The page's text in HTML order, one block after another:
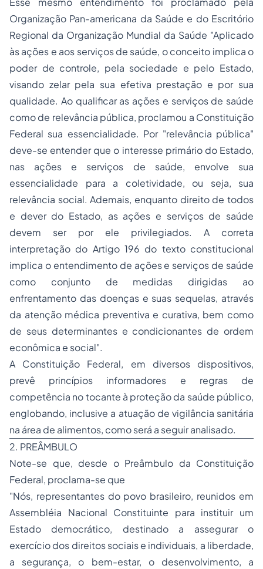
Organização Pan-americana da Saúde e do Escritório
Regional da Organização Mundial da Saúde "Aplicado
às ações e aos serviços de saúde, o conceito implica o
poder de controle, pela sociedade e pelo Estado,
visando zelar pela sua efetiva prestação e por sua
qualidade. Ao qualificar as ações e serviços de saúde
como de relevância pública, proclamou a Constituição
Federal sua essencialidade. Por "relevância pública"
deve-se entender que o interesse primário do Estado,
nas ações e serviços de saúde, envolve sua
essencialidade para a coletividade, ou seja, sua
relevância social. Ademais, enquanto direito de todos
e dever do Estado, as ações e serviços de saúde
devem ser por ele privilegiados. A correta
interpretação do Artigo 196 do texto constitucional
implica o entendimento de ações e serviços de saúde
como conjunto de medidas dirigidas ao
enfrentamento das doenças e suas sequelas, através
da atenção médica preventiva e curativa, bem como
de seus determinantes e condicionantes de ordem
econômica e social".
A Constituição Federal, em diversos dispositivos,
prevê princípios informadores e regras de
competência no tocante à proteção da saúde público,
englobando, inclusive a atuação de vigilância sanitária
na área de alimentos, como será a seguir analisado.
2. PREÂMBULO
Note-se que, desde o Preâmbulo da Constituição
Federal, proclama-se que
"Nós, representantes do povo brasileiro, reunidos em
Assembléia Nacional Constituinte para instituir um
Estado democrático, destinado a assegurar o
exercício dos direitos sociais e individuais, a liberdade,
a segurança, o bem-estar, o desenvolvimento, a